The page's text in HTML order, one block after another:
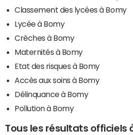
Classement des lycées à Bomy
Lycée à Bomy
Crèches à Bomy
Maternités à Bomy
Etat des risques à Bomy
Accès aux soins à Bomy
Délinquance à Bomy
Pollution à Bomy
Tous les résultats officiels